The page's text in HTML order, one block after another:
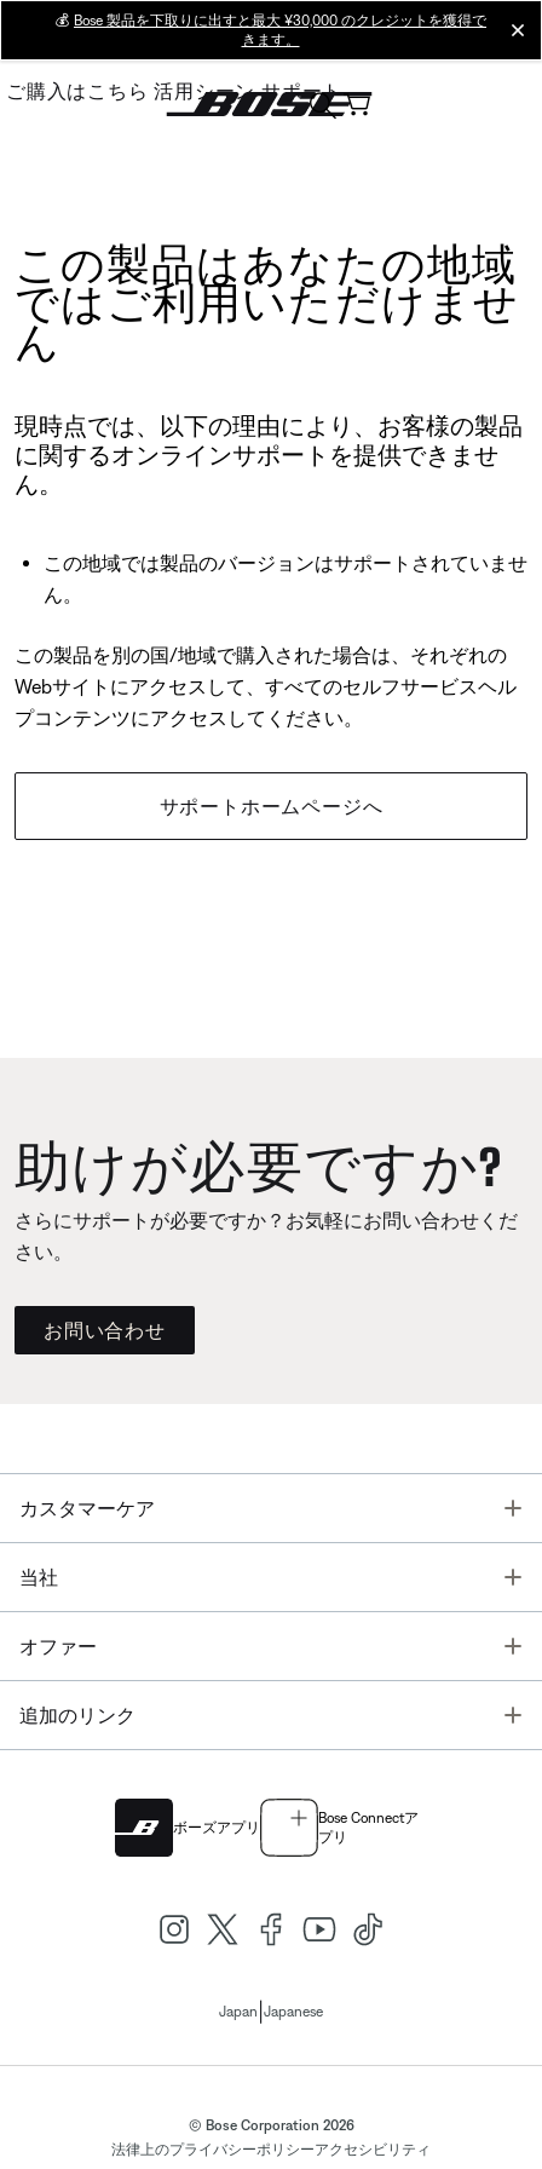
Main
💰 Bose 製品を下取りに出すと最大 ¥30,000 のクレジットを獲得で
きます。
ご購入はこちら 活用シーン サポート
この製品はあなたの地域
ではご利用いただけませ
ん
現時点では、以下の理由により、お客様の製品
に関するオンラインサポートを提供できませ
ん。
この地域では製品のバージョンはサポートされていませ
ん。
この製品を別の国/地域で購入された場合は、それぞれの
Webサイトにアクセスして、すべてのセルフサービスヘル
プコンテンツにアクセスしてください。
サポートホームページへ
助けが必要ですか?
さらにサポートが必要ですか？お気軽にお問い合わせくだ
さい。
お問い合わせ
カスタマーケア
当社
オファー
追加のリンク
ボーズアプリ
Bose Connectア
プリ
Japan Japanese
© Bose Corporation 2026
法律上のプライバシーポリシーアクセシビリティ